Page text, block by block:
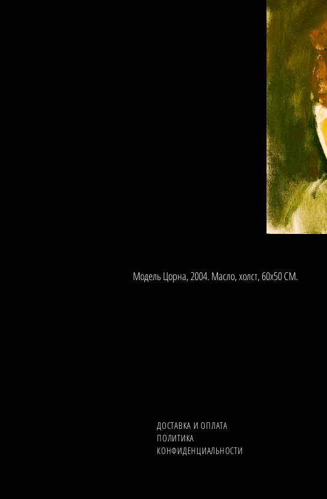
Модель Цорна, 2004. Масло, холст, 60х50 СМ.
ДОСТАВКА И ОПЛАТА
ПОЛИТИКА
КОНФИДЕНЦИАЛЬНОСТИ